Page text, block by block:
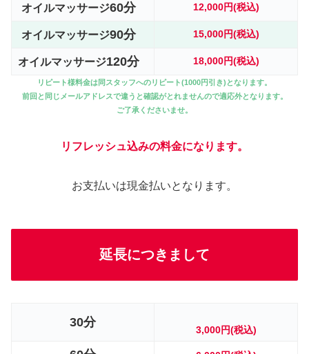
オイルマッサージ60分 12,000円(税込)
オイルマッサージ90分 15,000円(税込)
オイルマッサージ120分 18,000円(税込)
リピート様料金は同スタッフへのリピート(1000円引き)となります。
前回と同じメールアドレスで違うと確認がとれませんので適応外となります。
ご了承くださいませ。
リフレッシュ込みの料金になります。
お支払いは現金払いとなります。
延長につきまして
30分
3,000円(税込)